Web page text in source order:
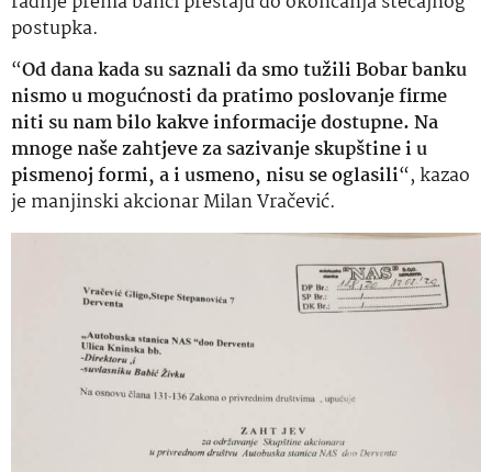
postupka.
“Od dana kada su saznali da smo tužili Bobar banku
nismo u mogućnosti da pratimo poslovanje firme
niti su nam bilo kakve informacije dostupne. Na
mnoge naše zahtjeve za sazivanje skupštine i u
pismenoj formi, a i usmeno, nisu se oglasili“, kazao
je manjinski akcionar Milan Vračević.